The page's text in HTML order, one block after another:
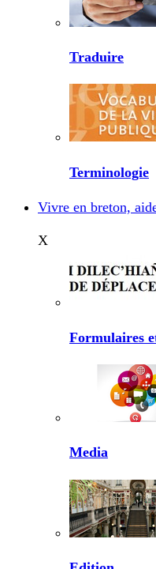
Traduire
Terminologie
Vivre en breton,
X
Formulaires
Media